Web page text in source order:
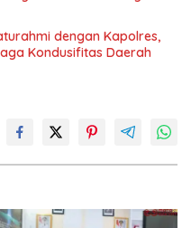
dengan Kapolres,
Kondusifitas Daerah